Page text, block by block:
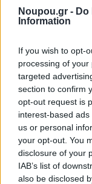
Noupou.gr - Do
Information
If you wish to opt-
processing of
targeted
section to confirm
opt-out request is
interest-based
us or personal
your opt-out. You
disclosure of your
IAB’s list of
also be disclosed